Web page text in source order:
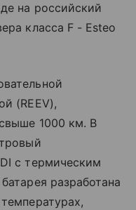
на российский
класса F - Esteo
(REEV),
1000 км. В
с термическим
разработана